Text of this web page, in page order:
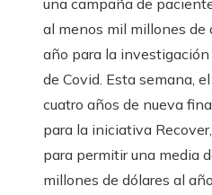
una campaña de
al menos mil millones de
año para la investigación
de Covid. Esta semana,
cuatro años de nueva
para la iniciativa
para permitir una media
millones de dólares al